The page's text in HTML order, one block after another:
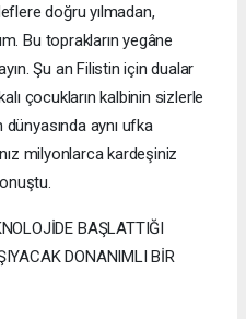
doğru yılmadan,
Bu toprakların yegâne
Şu an Filistin için dualar
çocukların kalbinin sizlerle
dünyasında aynı ufka
milyonlarca kardeşiniz
BAŞLATTIĞI
DONANIMLI BİR